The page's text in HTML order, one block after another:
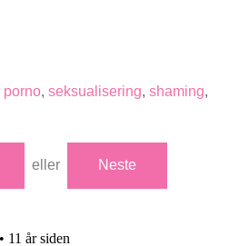
porno, seksualisering, shaming,
eller Neste